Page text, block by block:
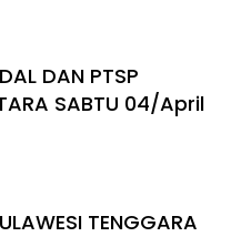
DAN PTSP
SABTU 04/April
TENGGARA